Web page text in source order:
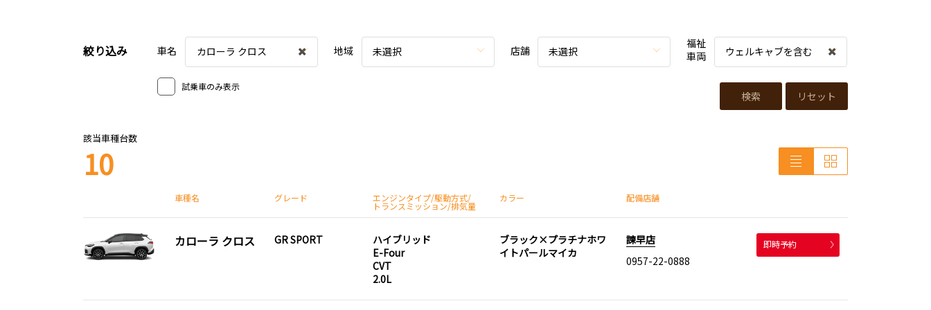
絞り込み 車名 カローラ クロス 地域 未選択 店舗 未選択
福祉
車両
ウェルキャブを含む
試乗車のみ表示
検索 リセット
該当車種台数
10
車種名 グレード エンジンタイプ/駆動方式/
トランスミッション/排気量
カラー 配備店舗
カローラ クロス GR SPORT
ハイブリッド
E-Four
CVT
2.0L
ブラック×プラチナホワ
イトパールマイカ
諫早店
0957-22-0888
即時予約